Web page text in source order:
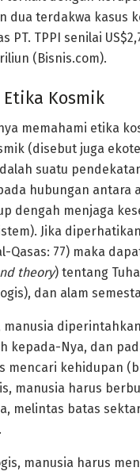
dua terdakwa kasus
PT. TPPI senilai
(Bisnis.com).
Kosmik
memahami etika
(disebut juga
suatu
hubungan antara
dengah menjaga
Jika
Qasas: 77) maka
theory) tentang
dan alam
manusia
kepada-Nya, dan
mencari kehidupan
manusia harus
melintas batas
manusia harus